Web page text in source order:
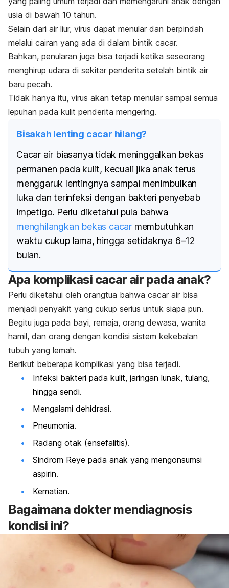
usia di bawah 10 tahun.
Selain dari air liur, virus dapat menular dan berpindah
melalui cairan yang ada di dalam bintik cacar.
Bahkan, penularan juga bisa terjadi ketika seseorang
menghirup udara di sekitar penderita setelah bintik air
baru pecah.
Tidak hanya itu, virus akan tetap menular sampai semua
lepuhan pada kulit penderita mengering.
Bisakah lenting cacar hilang?
Cacar air biasanya tidak meninggalkan bekas
permanen pada kulit, kecuali jika anak terus
menggaruk lentingnya sampai menimbulkan
luka dan terinfeksi dengan bakteri penyebab
impetigo. Perlu diketahui pula bahwa
menghilangkan bekas cacar membutuhkan
waktu cukup lama, hingga setidaknya 6–12
bulan.
Apa komplikasi cacar air pada anak?
Perlu diketahui oleh orangtua bahwa cacar air bisa
menjadi penyakit yang cukup serius untuk siapa pun.
Begitu juga pada bayi, remaja, orang dewasa, wanita
hamil, dan orang dengan kondisi sistem kekebalan
tubuh yang lemah.
Berikut beberapa komplikasi yang bisa terjadi.
Infeksi bakteri pada kulit, jaringan lunak, tulang,
hingga sendi.
Mengalami dehidrasi.
Pneumonia.
Radang otak (ensefalitis).
Sindrom Reye pada anak yang mengonsumsi
aspirin.
Kematian.
Bagaimana dokter mendiagnosis
kondisi ini?